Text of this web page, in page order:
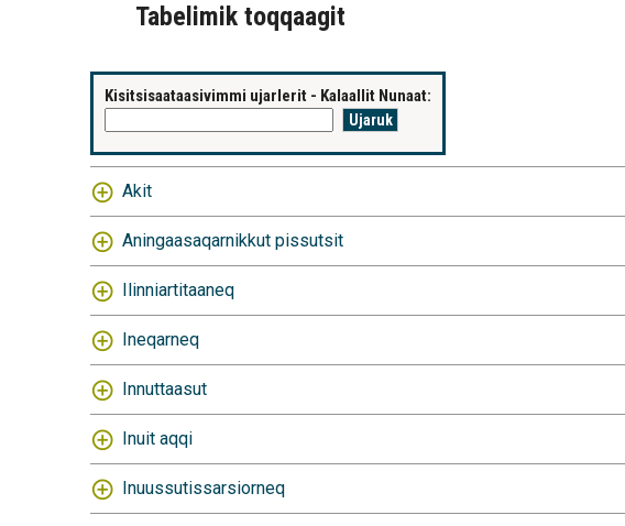
Tabelimik toqqaagit
Kisitsisaataasivimmi ujarlerit - Kalaallit Nunaat:
Akit
Aningaasaqarnikkut pissutsit
Ilinniartitaaneq
Ineqarneq
Innuttaasut
Inuit aqqi
Inuussutissarsiorneq